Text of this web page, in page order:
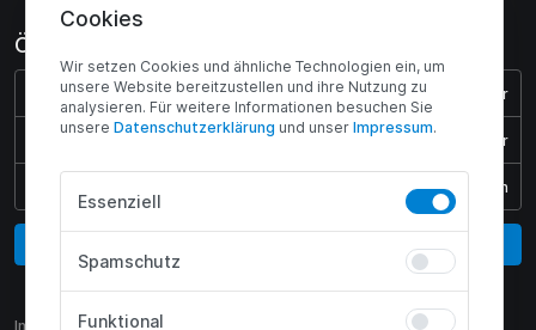
Öffnungszeiten
Montag - Donnerstag: 08:00 - 17:00 Uhr
08:00 - 15:45 Uhr
Geschlossen
Impressum
Cookies
Wir setzen Cookies und ähnliche Technologien ein, um
unsere Website bereitzustellen und ihre Nutzung zu
analysieren. Für weitere Informationen besuchen Sie
unsere Daten­schutz­erklärung und unser Impressum.
Essenziell
Spamschutz
Funktional